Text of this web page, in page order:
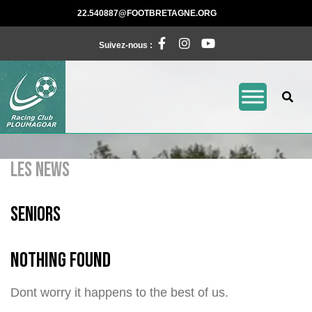
to
22.540887@FOOTBRETAGNE.ORG
Suivez-nous :
FacebookInstagramPinterest
LES NEWS
seniors
Nothing Found
Dont worry it happens to the best of us.